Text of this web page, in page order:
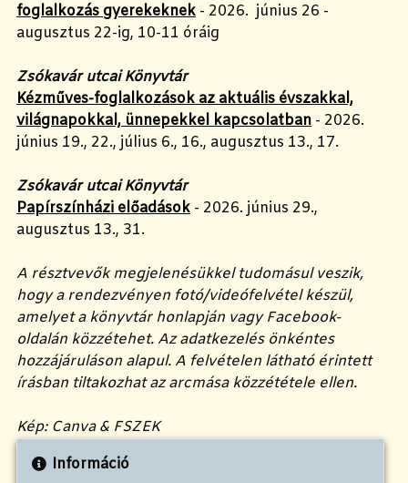
foglalkozás gyerekeknek - 2026. június 26 -
augusztus 22-ig, 10-11 óráig
Zsókavár utcai Könyvtár
Kézműves-foglalkozások az aktuális évszakkal,
világnapokkal, ünnepekkel kapcsolatban - 2026.
június 19., 22., július 6., 16., augusztus 13., 17.
Zsókavár utcai Könyvtár
Papírszínházi előadások - 2026. június 29.,
augusztus 13., 31.
A résztvevők megjelenésükkel tudomásul veszik,
hogy a rendezvényen fotó/videófelvétel készül,
amelyet a könyvtár honlapján vagy Facebook-
oldalán közzétehet. Az adatkezelés önkéntes
hozzájáruláson alapul. A felvételen látható érintett
írásban tiltakozhat az arcmása közzététele ellen.
Kép: Canva & FSZEK
Információ